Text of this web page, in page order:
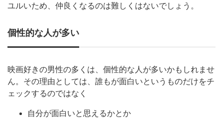
ユルいため、仲良くなるのは難しくはないでしょう。
個性的な人が多い
映画好きの男性の多くは、個性的な人が多いかもしれませ
ん。その理由としては、誰もが面白いというものだけをチ
ェックするのではなく
自分が面白いと思えるかとか